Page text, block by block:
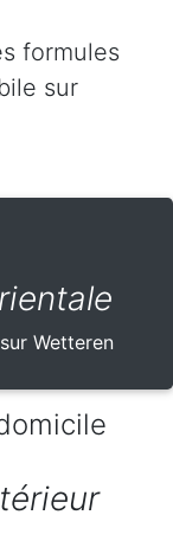
formules
sur
Wetteren